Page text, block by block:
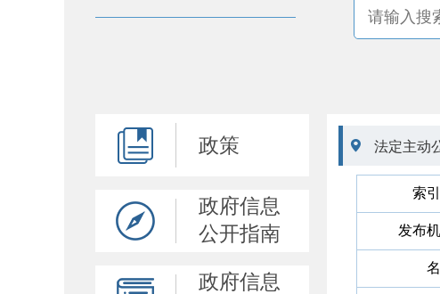
政策
政府信息
公开指南
政府信息
 法定主动
索
发布